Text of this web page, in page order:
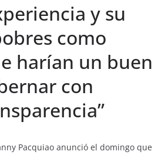
y su
como
harían un buen
con
Pacquiao anunció el domingo que